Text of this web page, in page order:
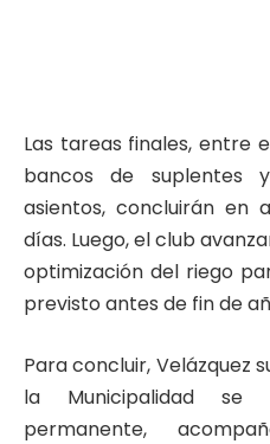
Las tareas finales, entre
bancos de suplentes
asientos, concluirán en
días. Luego, el club
optimización del riego
previsto antes de fin de
Para concluir, Velázquez
la Municipalidad se
permanente,